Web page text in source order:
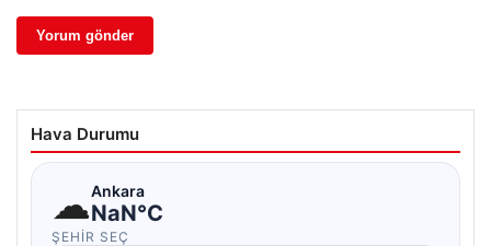
Hava Durumu
☁Ankara
NaN°C
ŞEHIR SEÇ